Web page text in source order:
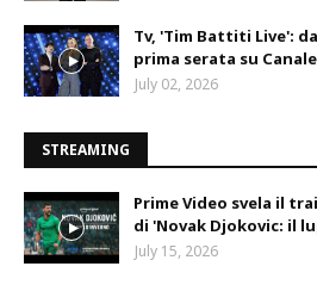
Tv, 'Tim Battiti Live':
prima serata su
July 02, 2026
STREAMING
Prime Video svela il
di 'Novak Djokovic: il
July 15, 2026